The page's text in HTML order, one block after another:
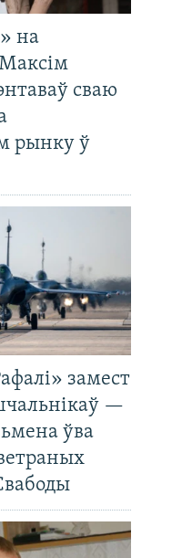
на
сваю
рынку ў
замест
—
ўва